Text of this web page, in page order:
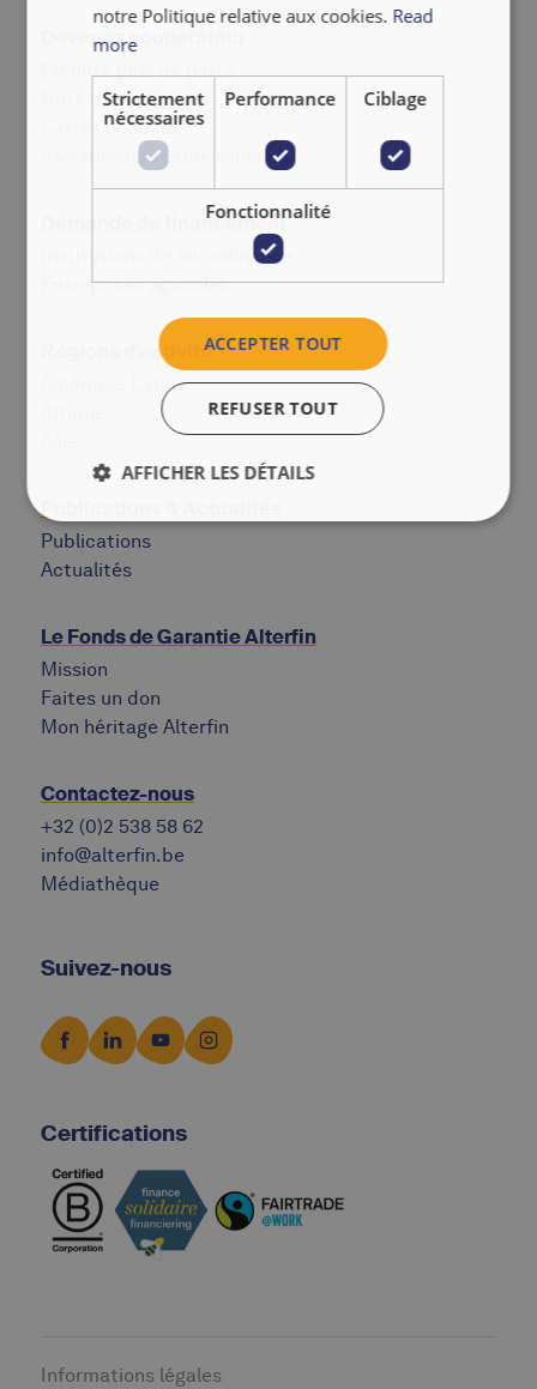
Devenez coopérateur
Prendre plus de parts
Note d'information
Cartes cadeaux
Investisseurs professionnels
Demande de financement
Institutions de microfinance
Entreprises agricoles
Régions d'activité
Amérique Latine
Publications & Actualités
Publications
Actualités
Le Fonds de Garantie Alterfin
Mission
Faites un don
Mon héritage Alterfin
Contactez-nous
+32 (0)2 538 58 62
info@alterfin.be
Médiathèque
Suivez-nous
Certifications
Informations légales
notre Politique relative aux cookies. Read
more
Strictement
nécessaires
Performance Ciblage
Fonctionnalité
ACCEPTER TOUT
REFUSER TOUT
AFFICHER LES DÉTAILS